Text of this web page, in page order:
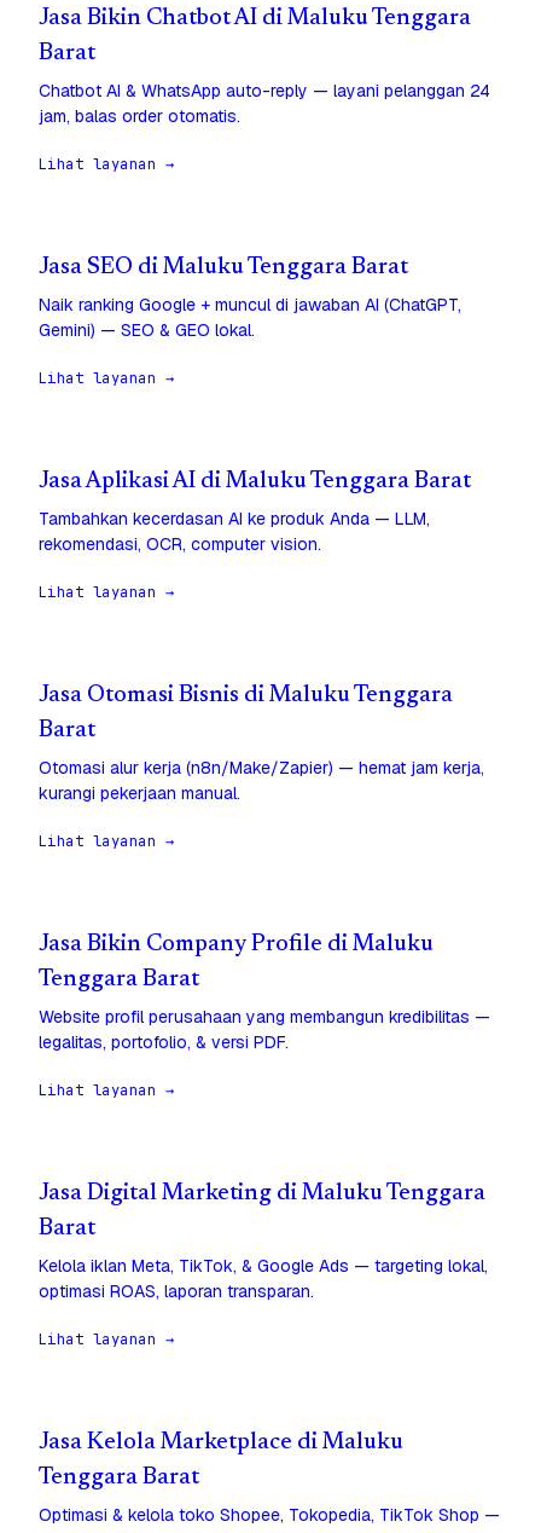
Jasa Bikin Chatbot AI di Maluku Tenggara
Barat
Chatbot AI & WhatsApp auto-reply — layani pelanggan 24
jam, balas order otomatis.
Lihat layanan →
Jasa SEO di Maluku Tenggara Barat
Naik ranking Google + muncul di jawaban AI (ChatGPT,
Gemini) — SEO & GEO lokal.
Lihat layanan →
Jasa Aplikasi AI di Maluku Tenggara Barat
Tambahkan kecerdasan AI ke produk Anda — LLM,
rekomendasi, OCR, computer vision.
Lihat layanan →
Jasa Otomasi Bisnis di Maluku Tenggara
Barat
Otomasi alur kerja (n8n/Make/Zapier) — hemat jam kerja,
kurangi pekerjaan manual.
Lihat layanan →
Jasa Bikin Company Profile di Maluku
Tenggara Barat
Website profil perusahaan yang membangun kredibilitas —
legalitas, portofolio, & versi PDF.
Lihat layanan →
Jasa Digital Marketing di Maluku Tenggara
Barat
Kelola iklan Meta, TikTok, & Google Ads — targeting lokal,
optimasi ROAS, laporan transparan.
Lihat layanan →
Jasa Kelola Marketplace di Maluku
Tenggara Barat
Optimasi & kelola toko Shopee, Tokopedia, TikTok Shop —